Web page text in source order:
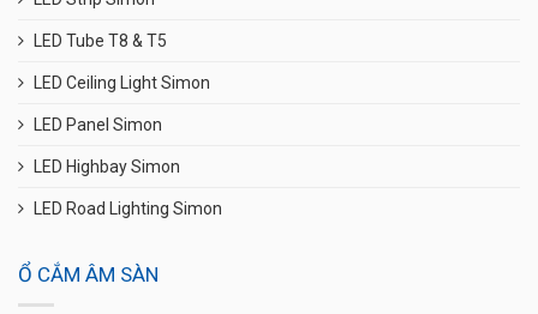
LED Tube T8 & T5
LED Ceiling Light Simon
LED Panel Simon
LED Highbay Simon
LED Road Lighting Simon
Ổ CẮM ÂM SÀN